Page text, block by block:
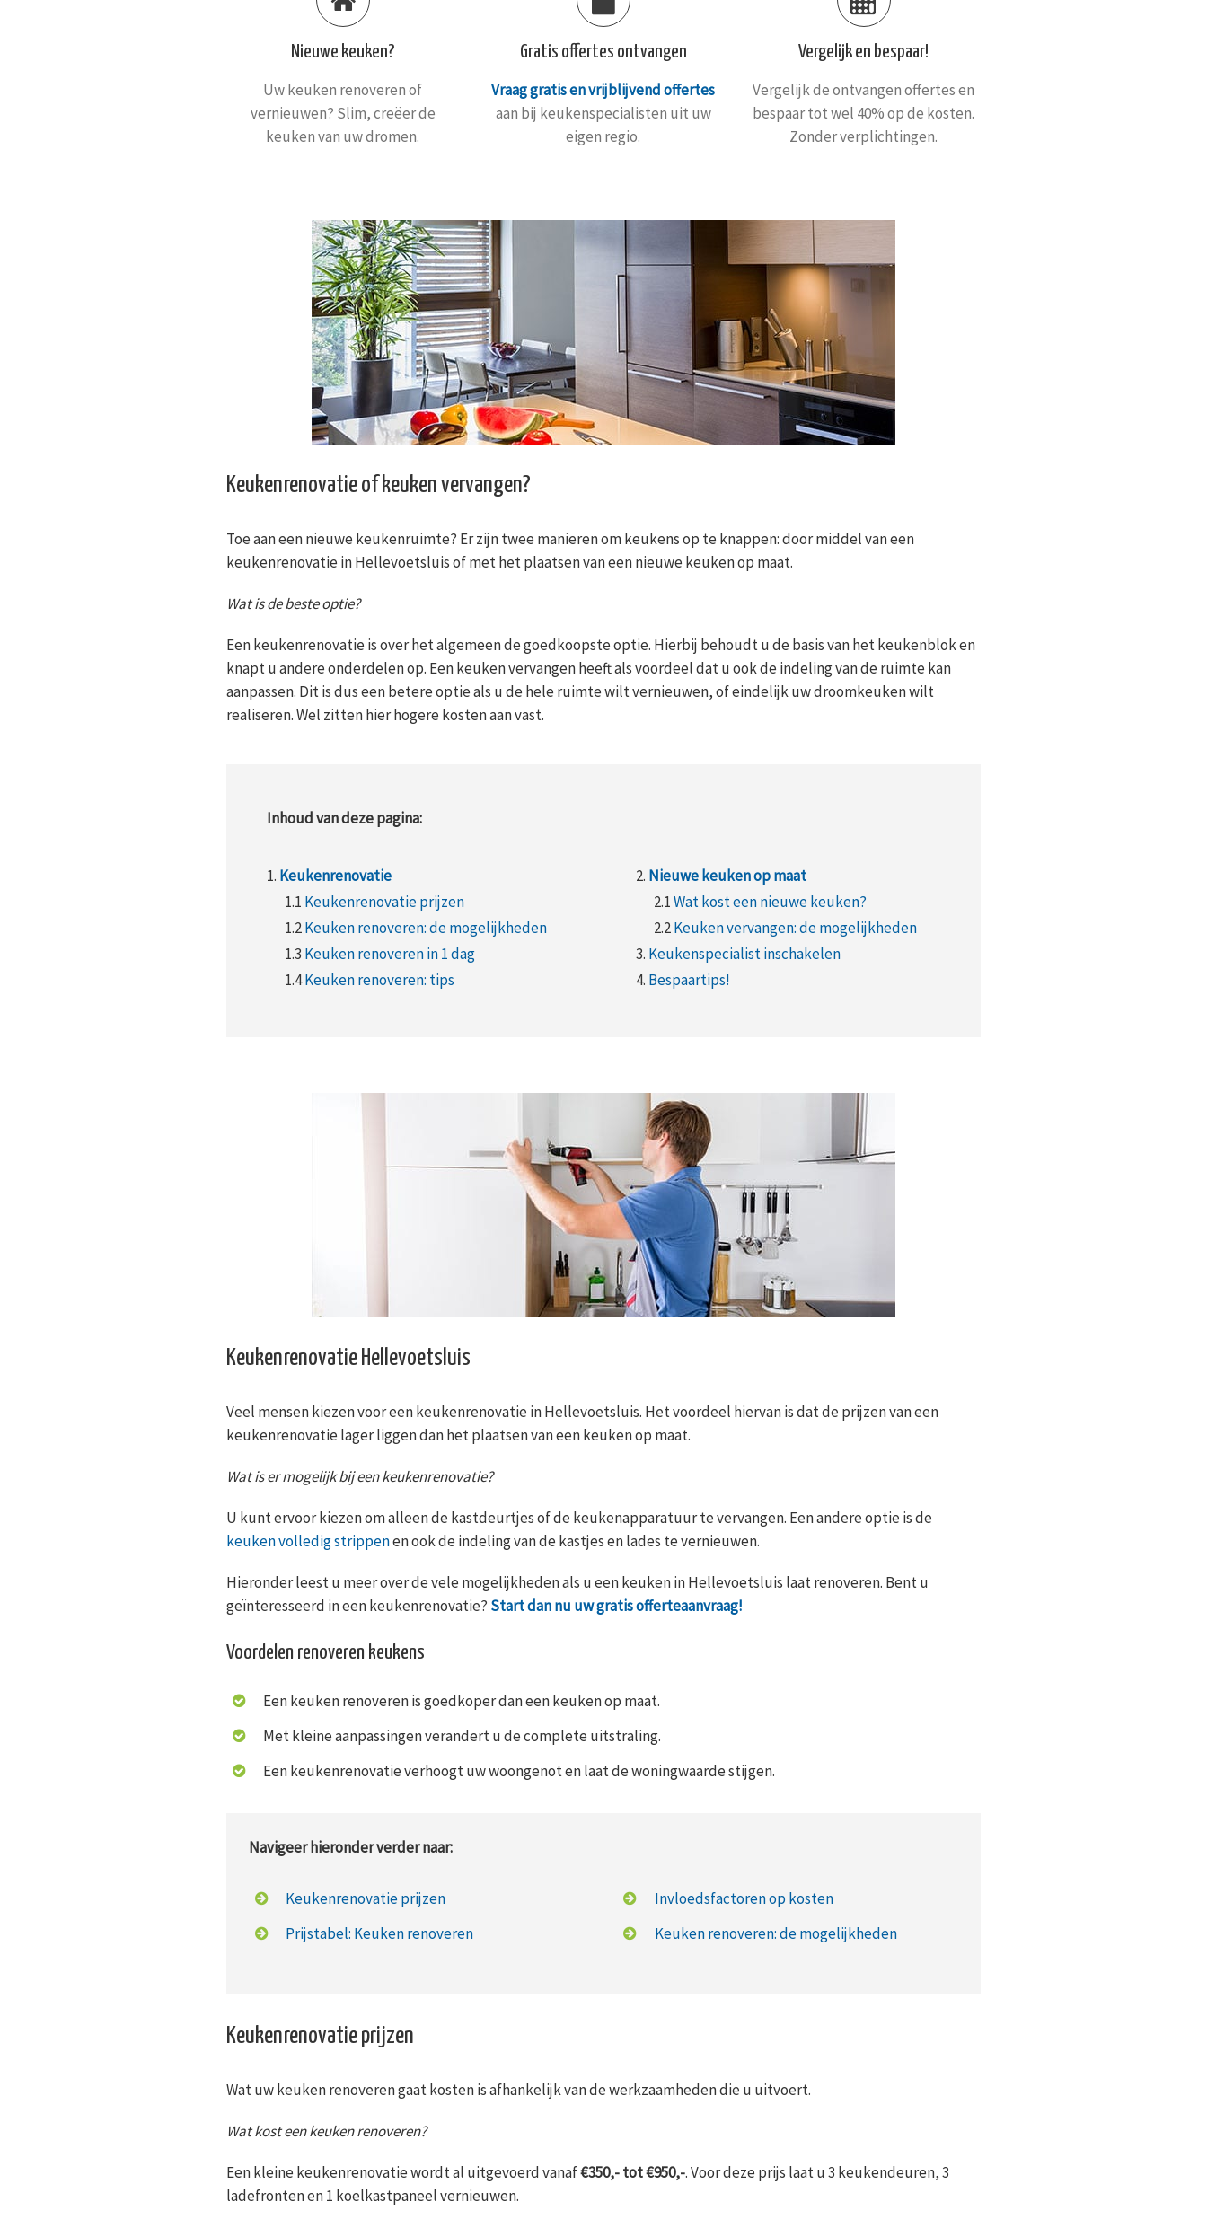
Nieuwe keuken?
Uw keuken renoveren of
vernieuwen? Slim, creëer de
keuken van uw dromen.
Gratis offertes ontvangen
Vraag gratis en vrijblijvend offertes
aan bij keukenspecialisten uit uw
eigen regio.
Vergelijk en bespaar!
Vergelijk de ontvangen offertes en
bespaar tot wel 40% op de kosten.
Zonder verplichtingen.
Keukenrenovatie of keuken vervangen?
Toe aan een nieuwe keukenruimte? Er zijn twee manieren om keukens op te knappen: door middel van een
keukenrenovatie in Hellevoetsluis of met het plaatsen van een nieuwe keuken op maat.
Wat is de beste optie?
Een keukenrenovatie is over het algemeen de goedkoopste optie. Hierbij behoudt u de basis van het keukenblok en
knapt u andere onderdelen op. Een keuken vervangen heeft als voordeel dat u ook de indeling van de ruimte kan
aanpassen. Dit is dus een betere optie als u de hele ruimte wilt vernieuwen, of eindelijk uw droomkeuken wilt
realiseren. Wel zitten hier hogere kosten aan vast.
Inhoud van deze pagina:
1. Keukenrenovatie
1.1 Keukenrenovatie prijzen
1.2Keuken renoveren: de mogelijkheden
1.3 Keuken renoveren in 1 dag
1.4Keuken renoveren: tips
2. Nieuwe keuken op maat
2.1Wat kost een nieuwe keuken?
2.2Keuken vervangen: de mogelijkheden
3. Keukenspecialist inschakelen
4. Bespaartips!
Keukenrenovatie Hellevoetsluis
Veel mensen kiezen voor een keukenrenovatie in Hellevoetsluis. Het voordeel hiervan is dat de prijzen van een
keukenrenovatie lager liggen dan het plaatsen van een keuken op maat.
Wat is er mogelijk bij een keukenrenovatie?
U kunt ervoor kiezen om alleen de kastdeurtjes of de keukenapparatuur te vervangen. Een andere optie is de
keuken volledig strippenen ook de indeling van de kastjes en lades te vernieuwen.
Hieronder leest u meer over de vele mogelijkheden als u een keuken in Hellevoetsluis laat renoveren. Bent u
geïnteresseerd in een keukenrenovatie? Start dan nu uw gratis offerteaanvraag!
Voordelen renoveren keukens
Een keuken renoveren is goedkoper dan een keuken op maat.
Met kleine aanpassingen verandert u de complete uitstraling.
Een keukenrenovatie verhoogt uw woongenot en laat de woningwaarde stijgen.
Navigeer hieronder verder naar:
Keukenrenovatie prijzen
Prijstabel: Keuken renoveren
Invloedsfactoren op kosten
Keuken renoveren: de mogelijkheden
Keukenrenovatie prijzen
Wat uw keuken renoveren gaat kosten is afhankelijk van de werkzaamheden die u uitvoert.
Wat kost een keuken renoveren?
Een kleine keukenrenovatie wordt al uitgevoerd vanaf€350,- tot €950,-. Voor deze prijs laat u 3 keukendeuren, 3
ladefronten en 1 koelkastpaneel vernieuwen.